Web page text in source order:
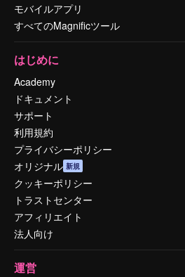
モバイルアプリ
すべてのMagnificツール
はじめに
Academy
ドキュメント
サポート
利用規約
プライバシーポリシー
オリジナル 新規
クッキーポリシー
トラストセンター
アフィリエイト
法人向け
運営